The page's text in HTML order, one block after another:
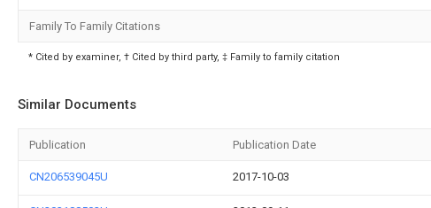
Family To Family Citations
* Cited by examiner, † Cited by third party, ‡ Family to family citation
Similar Documents
Publication Publication Date
CN206539045U 2017-10-03